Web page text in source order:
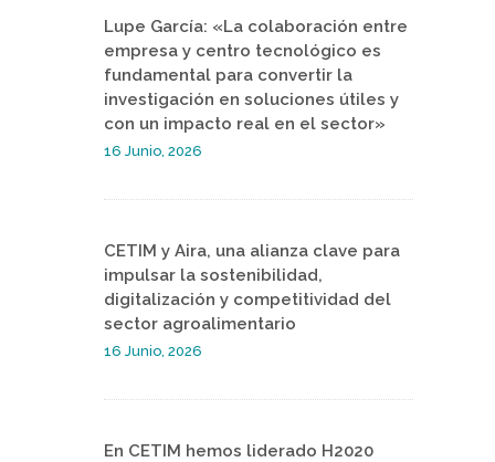
Lupe García: «La colaboración entre
empresa y centro tecnológico es
fundamental para convertir la
investigación en soluciones útiles y
con un impacto real en el sector»
16 Junio, 2026
CETIM y Aira, una alianza clave para
impulsar la sostenibilidad,
digitalización y competitividad del
sector agroalimentario
16 Junio, 2026
En CETIM hemos liderado H2020